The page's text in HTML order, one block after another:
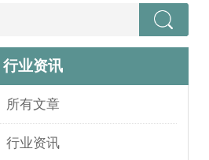
行业资讯
所有文章
行业资讯